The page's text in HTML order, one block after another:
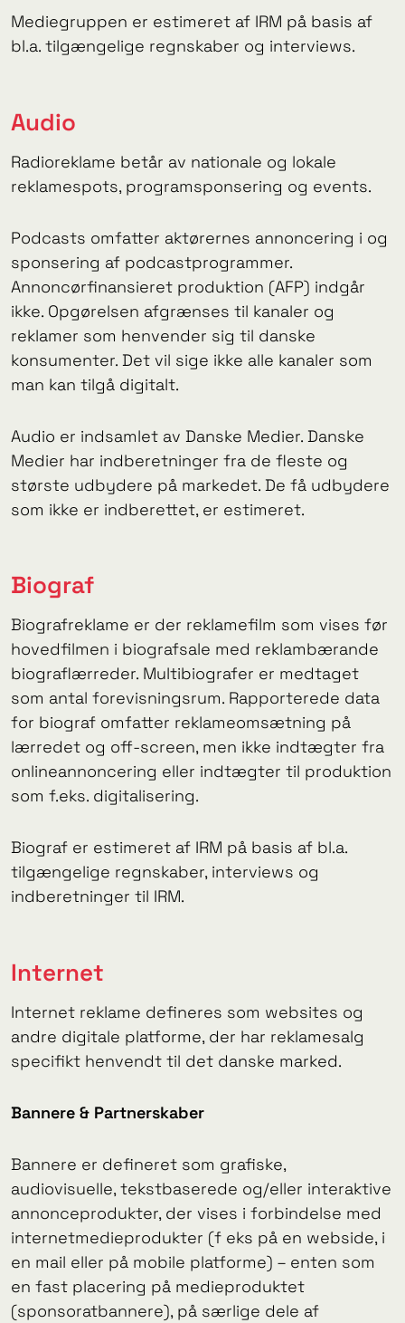
Mediegruppen er estimeret af IRM på basis af
bl.a. tilgængelige regnskaber og interviews.
Audio
Radioreklame betår av nationale og lokale
reklamespots, programsponsering og events.
Podcasts omfatter aktørernes annoncering i og
sponsering af podcastprogrammer.
Annoncørfinansieret produktion (AFP) indgår
ikke. Opgørelsen afgrænses til kanaler og
reklamer som henvender sig til danske
konsumenter. Det vil sige ikke alle kanaler som
man kan tilgå digitalt.
Audio er indsamlet av Danske Medier. Danske
Medier har indberetninger fra de fleste og
største udbydere på markedet. De få udbydere
som ikke er indberettet, er estimeret.
Biograf
Biografreklame er der reklamefilm som vises før
hovedfilmen i biografsale med reklambærande
biograflærreder. Multibiografer er medtaget
som antal forevisningsrum. Rapporterede data
for biograf omfatter reklameomsætning på
lærredet og off-screen, men ikke indtægter fra
onlineannoncering eller indtægter til produktion
som f.eks. digitalisering.
Biograf er estimeret af IRM på basis af bl.a.
tilgængelige regnskaber, interviews og
indberetninger til IRM.
Internet
Internet reklame defineres som websites og
andre digitale platforme, der har reklamesalg
specifikt henvendt til det danske marked.
Bannere & Partnerskaber
Bannere er defineret som grafiske,
audiovisuelle, tekstbaserede og/eller interaktive
annonceprodukter, der vises i forbindelse med
internetmedieprodukter (f eks på en webside, i
en mail eller på mobile platforme) – enten som
en fast placering på medieproduktet
(sponsoratbannere), på særlige dele af